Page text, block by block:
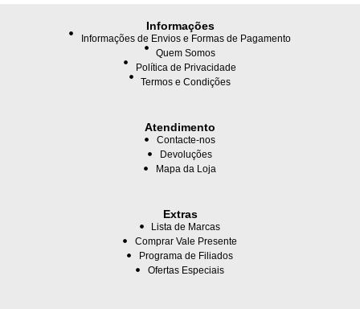
Informações
Informações de Envios e Formas de Pagamento
Quem Somos
Política de Privacidade
Termos e Condições
Atendimento
Contacte-nos
Devoluções
Mapa da Loja
Extras
Lista de Marcas
Comprar Vale Presente
Programa de Filiados
Ofertas Especiais